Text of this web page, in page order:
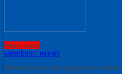
Paling Laris
waterboom murah
Related posts: jual playground indoor